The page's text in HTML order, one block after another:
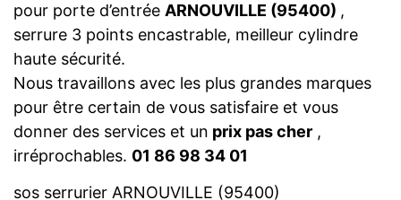
pour porte d’entrée ARNOUVILLE (95400) ,
serrure 3 points encastrable, meilleur cylindre
haute sécurité.
Nous travaillons avec les plus grandes marques
pour être certain de vous satisfaire et vous
donner des services et un prix pas cher ,
irréprochables. 01 86 98 34 01
sos serrurier ARNOUVILLE (95400)